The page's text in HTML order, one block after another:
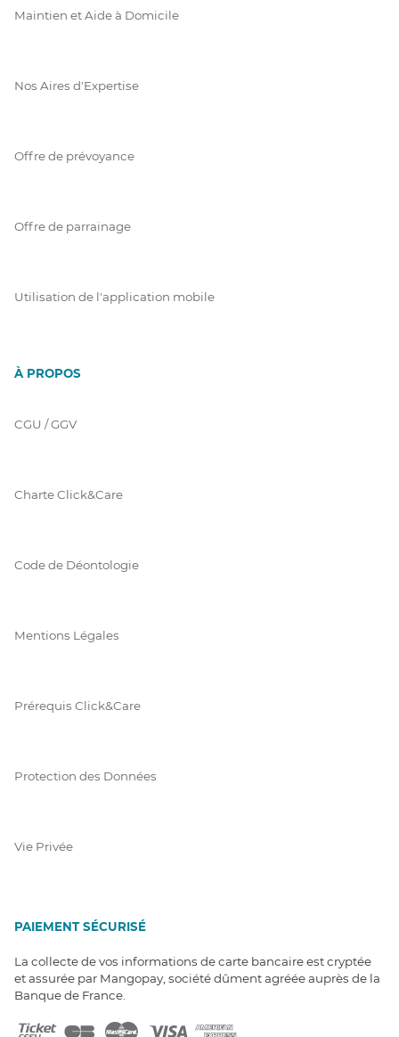
Maintien et Aide à Domicile
Nos Aires d'Expertise
Offre de prévoyance
Offre de parrainage
Utilisation de l'application mobile
À PROPOS
CGU / GGV
Charte Click&Care
Code de Déontologie
Mentions Légales
Prérequis Click&Care
Protection des Données
Vie Privée
PAIEMENT SÉCURISÉ
La collecte de vos informations de carte bancaire est cryptée
et assurée par Mangopay, société dûment agréée auprès de la
Banque de France.